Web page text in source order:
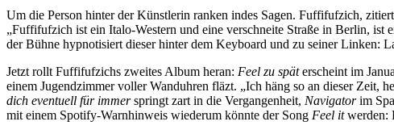
Um die Person hinter der Künstlerin ranken indes Sagen. Fuffifufzich,
„Fuffifufzich ist ein Italo-Western und eine verschneite Straße in Berlin,
der Bühne hypnotisiert dieser hinter dem Keyboard und zu seiner Linken:
Jetzt rollt Fuffifufzichs zweites Album heran: Feel zu späterscheint im
einem Jugendzimmer voller Wanduhren fläzt. „Ich häng so an dieser Zeit,
dich eventuell für immerspringt zart in die Vergangenheit, Navigatorim
mit einem Spotify-Warnhinweis wiederum könnte der Song Feel itwerden: